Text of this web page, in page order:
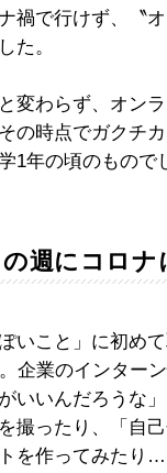
禍で行けず、〝オ
た。
変わらず、オン
の時点でガクチ
1年の頃のもので
週にコロナ
いこと」に初め
企業のインター
いいんだろうな
撮ったり、「自己
を作ってみたり